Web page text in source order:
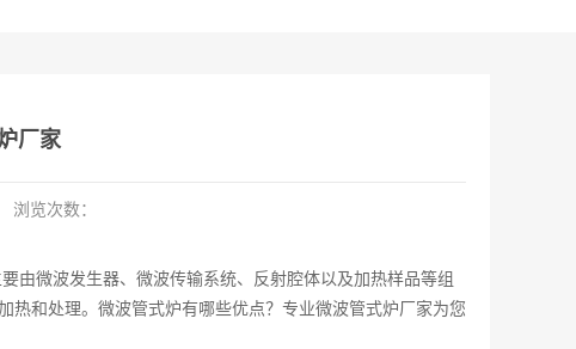
厂家
浏览次数：
由微波发生器、微波传输系统、反射腔体以及加热样品等组
热和处理。微波管式炉有哪些优点？专业微波管式炉厂家为您